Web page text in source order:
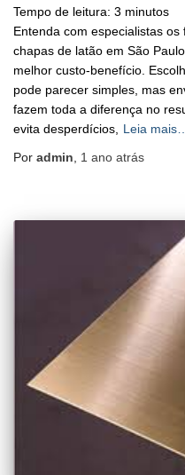
Tempo de leitura: 3 minutos
Entenda com especialistas
chapas de latão em São
melhor custo-benefício.
pode parecer simples, mas
fazem toda a diferença no
evita desperdícios, Leia
Por admin, 1 ano atrás